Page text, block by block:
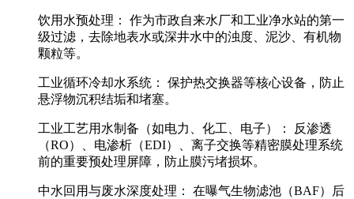
饮用水预处理：
作为市政自来水厂和工业净水站的第一
级过滤，去除地表水或深井水中的浊度、泥沙、有机物
颗粒等。
工业循环冷却水系统：
保护热交换器等核心设备，防止
悬浮物沉积结垢和堵塞。
工业工艺用水制备（如电力、化工、电子）：
反渗透
（RO）、电渗析（EDI）、离子交换等精密膜处理系统
前的重要预处理屏障，防止膜污堵损坏。
中水回用与废水深度处理：
在曝气生物滤池（BAF）后